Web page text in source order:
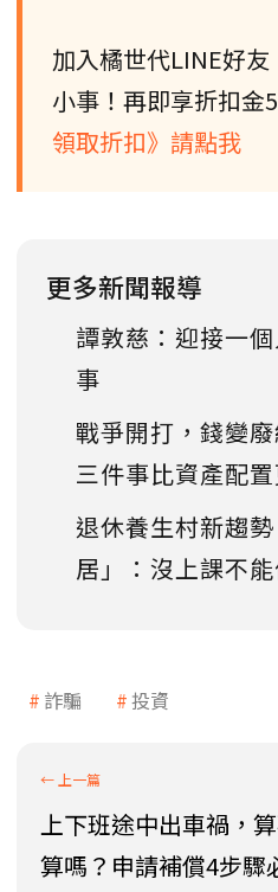
加入橘世代LINE好
小事！再即享折扣金
領取折扣》請點我
更多新聞報導
譚敦慈：迎接一
事
戰爭開打，錢變
三件事比資產配置
退休養生村新趨
居」：沒上課不
詐騙 投資
上下班途中出車禍，
算嗎？申請補償4步驟